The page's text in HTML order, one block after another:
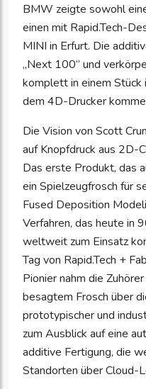
BMW zeigte sowohl
einen mit Rapid.Tech-
MINI in Erfurt. Die
„Next 100“ und
komplett in einem
dem 4D-Drucker
Die Vision von Scott
auf Knopfdruck aus 2D-
Das erste Produkt, das
ein Spielzeugfrosch für
Fused Deposition
Verfahren, das heute in
weltweit zum Einsatz
Tag von Rapid.Tech +
Pionier nahm die
besagtem Frosch über
prototypischer und
zum Ausblick auf eine
additive Fertigung, die
Standorten über Cloud-